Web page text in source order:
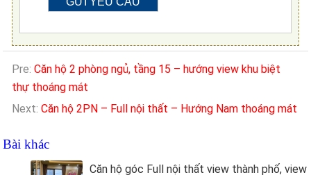
Pre:Căn hộ 2 phòng ngủ, tầng 15 – hướng view khu biệt
thự thoáng mát
Next:Căn hộ 2PN – Full nội thất – Hướng Nam thoáng mát
Bài khác
Căn hộ góc Full nội thất view thành phố, view